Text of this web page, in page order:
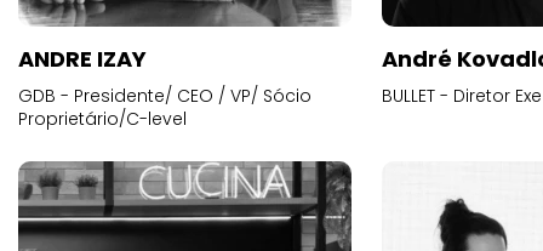
ANDRE IZAY
GDB - Presidente/ CEO / VP/ Sócio
Proprietário/C-level
André
BULLET - Diretor